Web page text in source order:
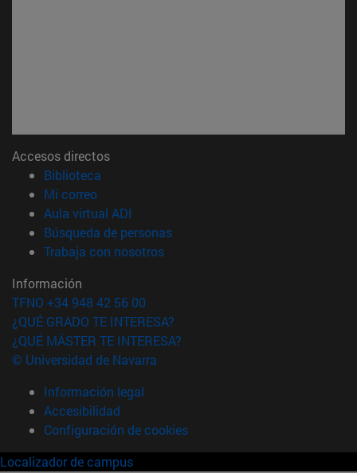
Accesos directos
Biblioteca
Mi correo(abre en nueva ventana)
Aula virtual ADI
Búsqueda de personas(abre en nueva ventana)
Trabaja con nosotros(abre en nueva ventana)
Información
TFNO +34 948 42 56 00
¿QUÉ GRADO TE INTERESA?
¿QUÉ MÁSTER TE INTERESA?
© Universidad de Navarra
Información legal
Accesibilidad
Configuración de cookies
Localizador de campus